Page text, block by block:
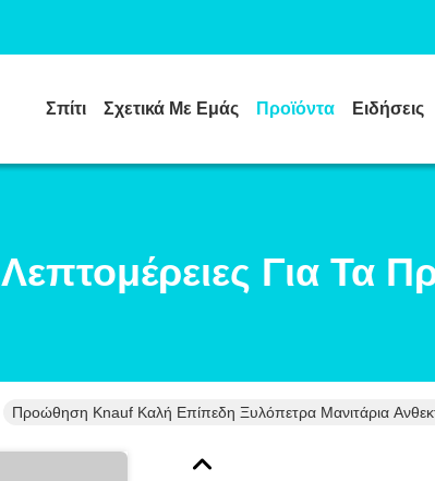
Σπίτι Σχετικά Με Εμάς Προϊόντα Ειδήσεις
Λεπτομέρειες Για Τα
Προώθηση Knauf Καλή Επίπεδη Ξυλόπετρα Μανιτάρια